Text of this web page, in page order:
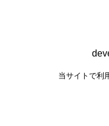
当サイトで利